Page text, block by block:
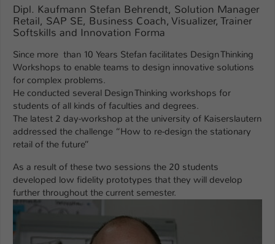
Dipl. Kaufmann Stefan Behrendt, Solution Manager
Retail, SAP SE, Business Coach, Visualizer, Trainer
Softskills and Innovation Forma
Since more than 10 Years Stefan facilitates Design Thinking
Workshops to enable teams to design innovative solutions
for complex problems.
He conducted several Design Thinking workshops for
students of all kinds of faculties and degrees.
The latest 2 day-workshop at the university of Kaiserslautern
addressed the challenge “How to re-design the stationary
retail of the future”
As a result of these two sessions the 20 students
developed low fidelity prototypes that they will develop
further throughout the current semester.
Name be_typo_user
Laufzeit 1 Tag
Zweck
Dieser Cookie teilt der Webseite mit, ob
ein Besucher im Typo3-Backend
angemeldet ist und Rechte besitzt diese
zu verwalten.